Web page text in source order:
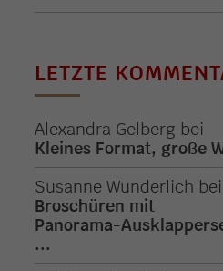
LETZTE
Alexandra Gelberg bei
Kleines Format, große
Susanne Wunderlich bei
Broschüren mit
Panorama-
...